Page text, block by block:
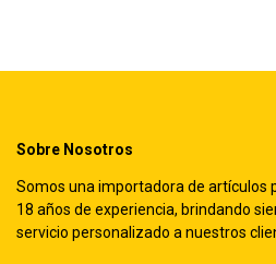
Sobre Nosotros
Somos una importadora de artículos
18 años de experiencia, brindando
servicio personalizado a nuestros